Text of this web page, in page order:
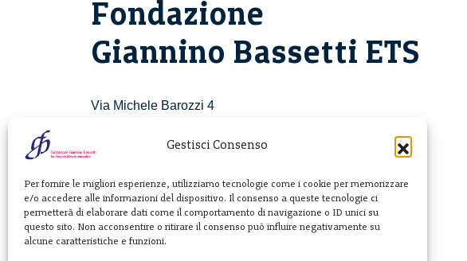
Gestisci Consenso
Per fornire le migliori esperienze, utilizziamo tecnologie come i cookie per memorizzare
e/o accedere alle informazioni del dispositivo. Il consenso a queste tecnologie ci
permetterà di elaborare dati come il comportamento di navigazione o ID unici su
questo sito. Non acconsentire o ritirare il consenso può influire negativamente su
alcune caratteristiche e funzioni.
Fondazione
Giannino Bassetti ETS
Via Michele Barozzi 4
T. +39 02 781933
info@fondazionebassetti.org
p.i. 12520270153